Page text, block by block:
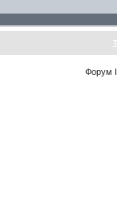
Форум